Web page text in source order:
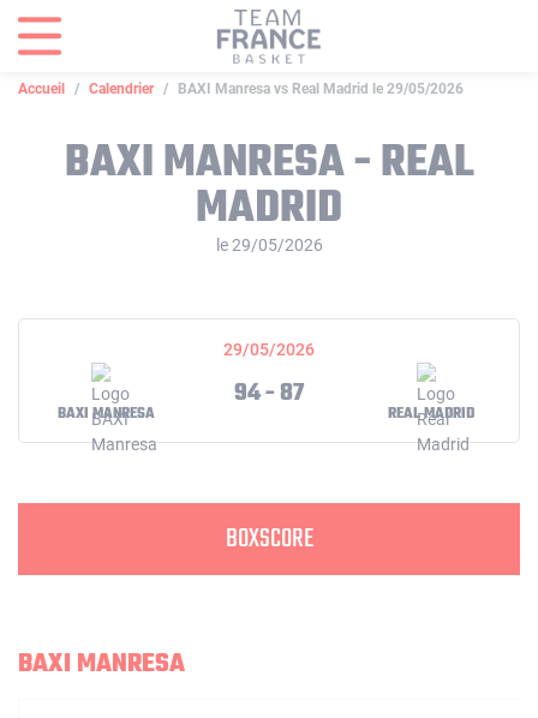
Accueil Calendrier BAXI Manresa vs Real Madrid le 29/05/2026
BAXI MANRESA - REAL
MADRID
le 29/05/2026
29/05/2026
BAXI MANRESA
94 - 87
REAL MADRID
BOXSCORE
BAXI MANRESA
Panneau de gestion des cookies